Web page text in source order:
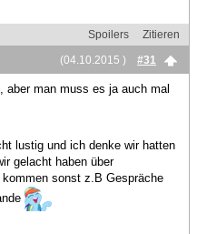
Spoilers
Zitieren
(04.10.2015 )
#31
aber man muss es ja auch mal
lustig und ich denke wir hatten
gelacht haben über
sonst z.B Gespräche